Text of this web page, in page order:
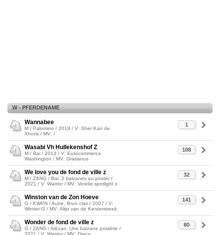
W - PFERDENAME
1
Wannabee
M / Palomino / 2019 / V: Sher Kan de
Xhoris / MV: /
108
Wasabi Vh Hullekenshof Z
M / Bai / 2013 / V: Eurocommerce
Washington / MV: Gratianus
32
We love you de fond de ville z
M / ZANG / Bai, 2 balzanes au postér /
2021 / V: Warrior / MV: Verelst spotlight z
141
Winston van de Zon Hoeve
G / KWPN / Autre, Brun clair / 2007 / V:
Winser-G / MV: Altjo van de Kenterstreek
80
Wonder de fond de ville z
G / ZANG / Alézan, Une balzane postérie /
2021 / V: Warrior / MV: Darco